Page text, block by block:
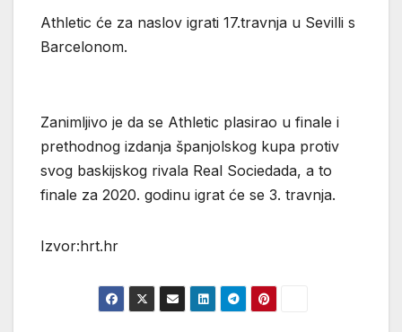
Athletic će za naslov igrati 17.travnja u Sevilli s
Barcelonom.
Zanimljivo je da se Athletic plasirao u finale i
prethodnog izdanja španjolskog kupa protiv
svog baskijskog rivala Real Sociedada, a to
finale za 2020. godinu igrat će se 3. travnja.
Izvor:hrt.hr